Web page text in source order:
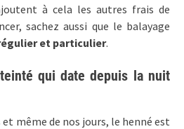
à cela les autres frais de
sachez aussi que le balayage
et particulier.
qui date depuis la nuit
même de nos jours, le henné est